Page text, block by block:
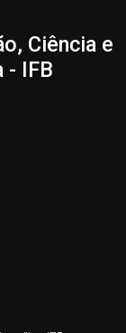
Ciência e
- IFB